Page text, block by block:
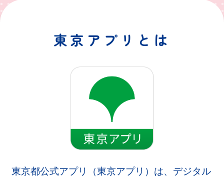
東京アプリとは
東京都公式アプリ（東京アプリ）は、デジタル